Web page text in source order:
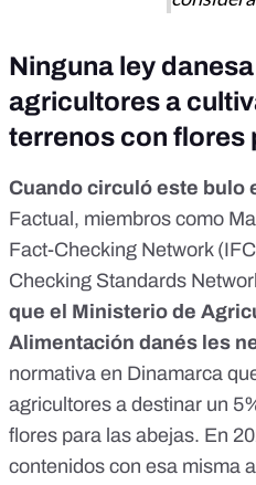
Ninguna ley
agricultores a
terrenos con flores
Cuando circuló este bulo
Factual , miembros como
Fact-Checking Network
Checking Standards
que el Ministerio de
Alimentación danés les
normativa en Dinamarca
agricultores a destinar un
flores para las abejas. En
contenidos con esa misma